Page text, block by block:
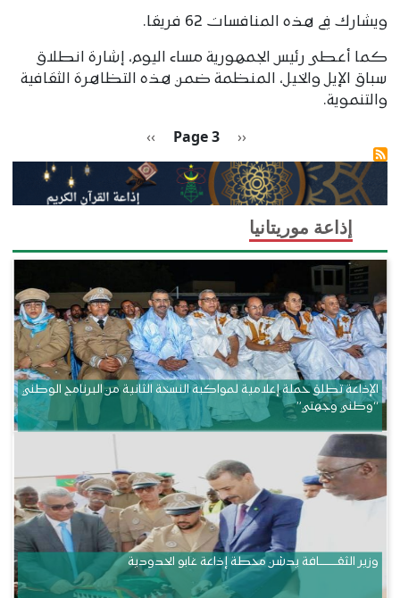
ويشارك في هذه المنافسات 62 فريقا.
كما أعطى رئيس الجمهورية مساء اليوم، إشارة انطلاق
سباق الإيل والخيل، المنظمة ضمن هذه التظاهرة الثقافية
والتنموية.
Previous page
‹‹
Page 3 الصفحة التالية
››
إذاعة موريتانيا
الإذاعة تطلق حملة إعلامية لمواكبة النسخة الثانية من البرنامج الوطني
“وطني وجهتي”
وزير الثقــــــــــافة يدشن محطة إذاعة غابو الحدودية